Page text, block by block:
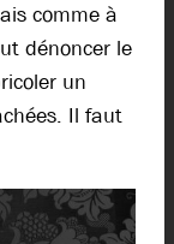
comme à
dénoncer le
un
Il faut